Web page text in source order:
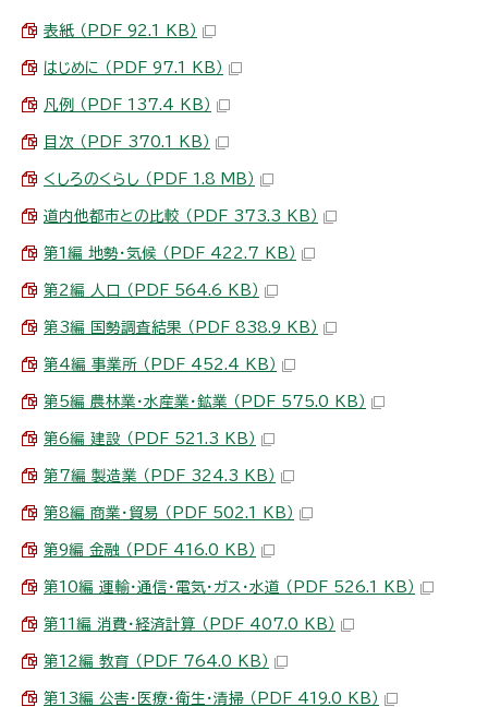
表紙 （PDF 92.1 KB）
はじめに （PDF 97.1 KB）
凡例 （PDF 137.4 KB）
目次 （PDF 370.1 KB）
くしろのくらし （PDF 1.8 MB）
道内他都市との比較 （PDF 373.3 KB）
第1編 地勢・気候 （PDF 422.7 KB）
第2編 人口 （PDF 564.6 KB）
第3編 国勢調査結果 （PDF 838.9 KB）
第4編 事業所 （PDF 452.4 KB）
第5編 農林業・水産業・鉱業 （PDF 575.0 KB）
第6編 建設 （PDF 521.3 KB）
第7編 製造業 （PDF 324.3 KB）
第8編 商業・貿易 （PDF 502.1 KB）
第9編 金融 （PDF 416.0 KB）
第10編 運輸・通信・電気・ガス・水道 （PDF 526.1 KB）
第11編 消費・経済計算 （PDF 407.0 KB）
第12編 教育 （PDF 764.0 KB）
第13編 公害・医療・衛生・清掃 （PDF 419.0 KB）